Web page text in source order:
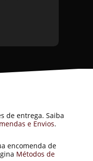
de entrega. Saiba
e Envios.
encomenda de
Métodos de